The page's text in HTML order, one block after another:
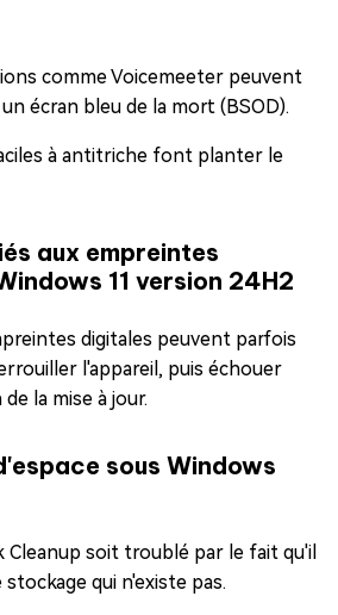
comme Voicemeeter peuvent
écran bleu de la mort (BSOD).
à antitriche font planter le
aux empreintes
11 version 24H2
digitales peuvent parfois
l'appareil, puis échouer
la mise à jour.
sous Windows
Cleanup soit troublé par le fait qu'il
qui n'existe pas.